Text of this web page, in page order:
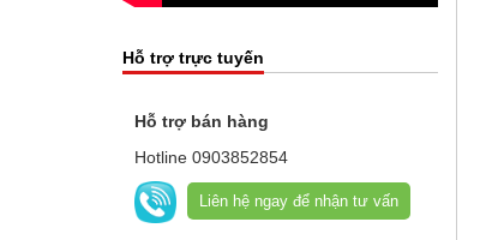
Hỗ trợ trực tuyến
Hỗ trợ bán hàng
Hotline 0903852854
Liên hệ ngay để nhận tư vấn